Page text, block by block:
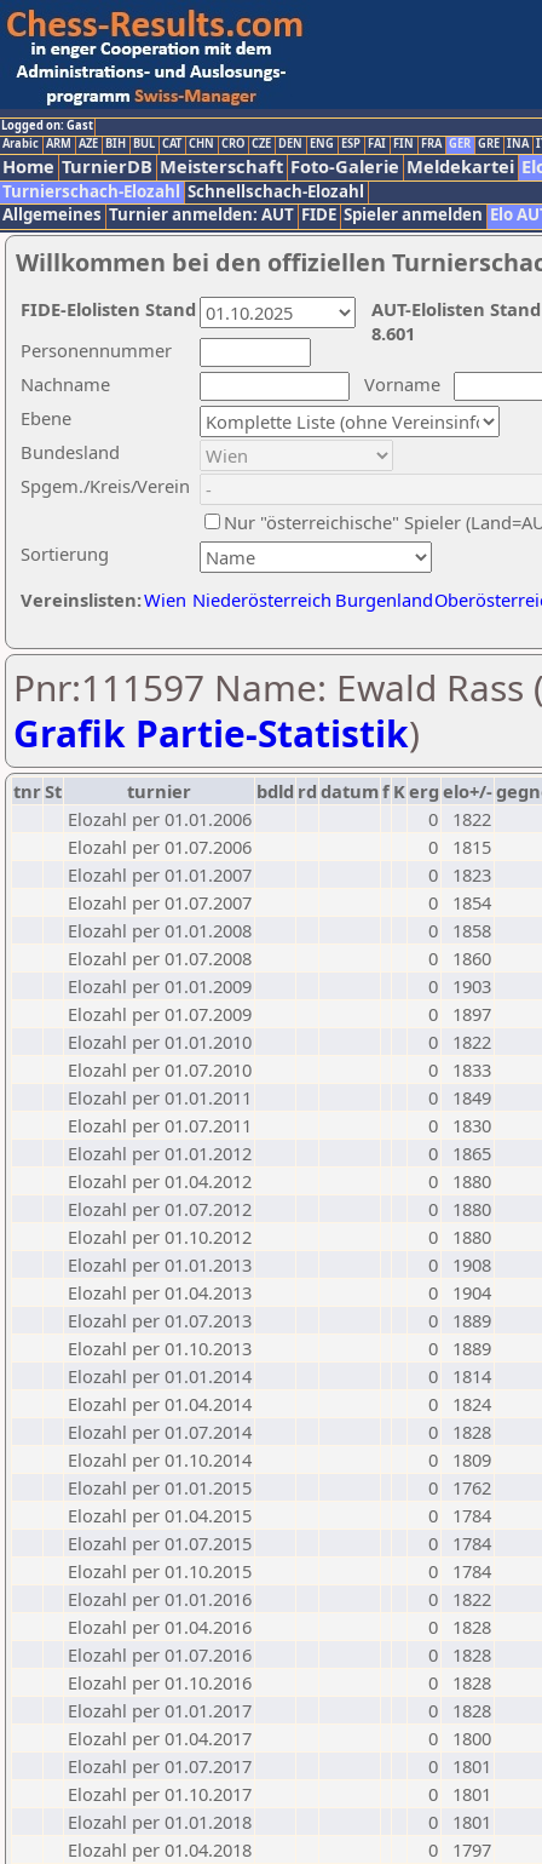
Logged on: Gast
Arabic ARM AZE BIH BUL CAT CHN CRO CZE DEN ENG ESP FAI FIN FRA GER GRE INA
Home TurnierDB Meisterschaft Foto-Galerie Meldekartei
Turnierschach-Elozahl Schnellschach-Elozahl
Allgemeines Turnier anmelden: AUT FIDE Spieler anmelden Elo
Willkommen bei den offiziellen
Nachname
Vorname
Ebene
Sortierung
Personennummer
Bundesland
Spgem./Kreis/Verein
Nur "österreichische" Spieler
Vereinslisten:Wien Niederösterreich Burgenland
AUT-Elolisten
8.601
FIDE-Elolisten Stand
Pnr:111597 Name: Ewald Rass
Grafik Partie-Statistik)
tnrSt turnier bdld rd datumf Kerg elo+/-
Elozahl per 01.01.2006
0
1822
Elozahl per 01.07.2006
0
1815
Elozahl per 01.01.2007
0
1823
Elozahl per 01.07.2007
0
1854
Elozahl per 01.01.2008
0
1858
Elozahl per 01.07.2008
0
1860
Elozahl per 01.01.2009
0
1903
Elozahl per 01.07.2009
0
1897
Elozahl per 01.01.2010
0
1822
Elozahl per 01.07.2010
0
1833
Elozahl per 01.01.2011
0
1849
Elozahl per 01.07.2011
0
1830
Elozahl per 01.01.2012
0
1865
Elozahl per 01.04.2012
0
1880
Elozahl per 01.07.2012
0
1880
Elozahl per 01.10.2012
0
1880
Elozahl per 01.01.2013
0
1908
Elozahl per 01.04.2013
0
1904
Elozahl per 01.07.2013
0
1889
Elozahl per 01.10.2013
0
1889
Elozahl per 01.01.2014
0
1814
Elozahl per 01.04.2014
0
1824
Elozahl per 01.07.2014
0
1828
Elozahl per 01.10.2014
0
1809
Elozahl per 01.01.2015
0
1762
Elozahl per 01.04.2015
0
1784
Elozahl per 01.07.2015
0
1784
Elozahl per 01.10.2015
0
1784
Elozahl per 01.01.2016
0
1822
Elozahl per 01.04.2016
0
1828
Elozahl per 01.07.2016
0
1828
Elozahl per 01.10.2016
0
1828
Elozahl per 01.01.2017
0
1828
Elozahl per 01.04.2017
0
1800
Elozahl per 01.07.2017
0
1801
Elozahl per 01.10.2017
0
1801
Elozahl per 01.01.2018
0
1801
Elozahl per 01.04.2018
0
1797